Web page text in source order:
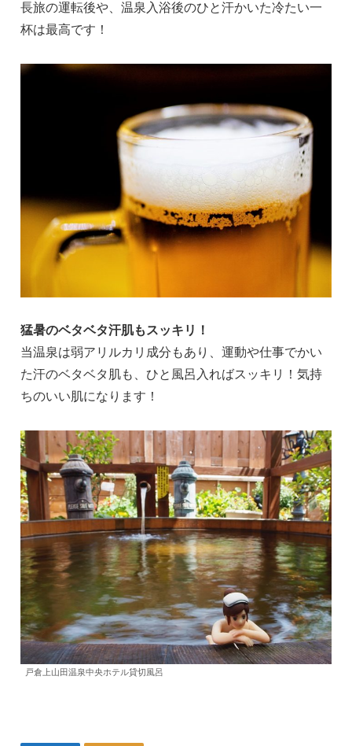
長旅の運転後や、温泉入浴後のひと汗かいた冷たい一
杯は最高です！
猛暑のベタベタ汗肌もスッキリ！
当温泉は弱アリルカリ成分もあり、運動や仕事でかい
た汗のベタベタ肌も、ひと風呂入ればスッキリ！気持
ちのいい肌になります！
戸倉上山田温泉中央ホテル貸切風呂